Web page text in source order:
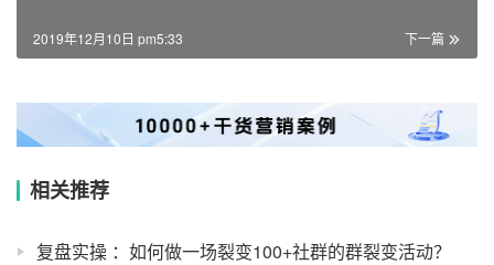
下一篇
2019年12月10日 pm5:33
相关推荐
复盘实操 ：如何做一场裂变100+社群的群裂变活动？